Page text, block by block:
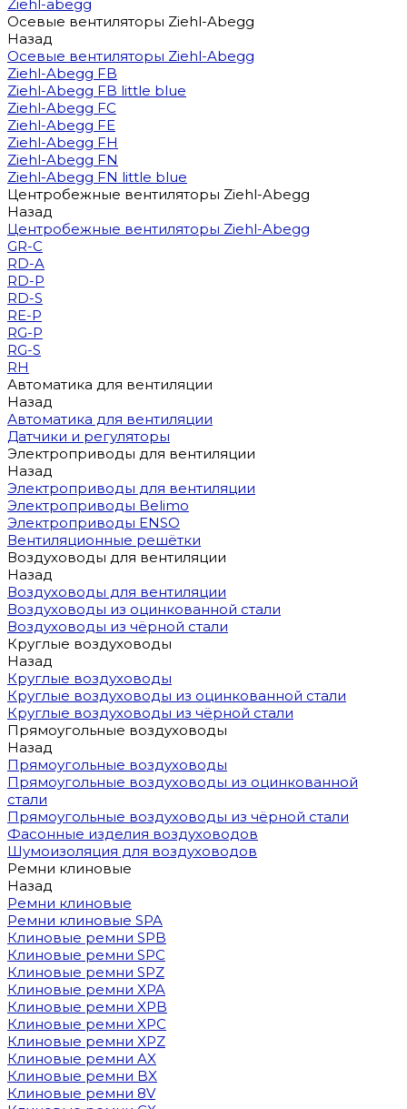
Ziehl-abegg
Осевые вентиляторы Ziehl-Abegg
Назад
Осевые вентиляторы Ziehl-Abegg
Ziehl-Abegg FB
Ziehl-Abegg FB little blue
Ziehl-Abegg FC
Ziehl-Abegg FE
Ziehl-Abegg FH
Ziehl-Abegg FN
Ziehl-Abegg FN little blue
Центробежные вентиляторы Ziehl-Abegg
Назад
Центробежные вентиляторы Ziehl-Abegg
GR-C
RD-A
RD-P
RD-S
RE-P
RG-P
RG-S
RH
Автоматика для вентиляции
Назад
Автоматика для вентиляции
Датчики и регуляторы
Электроприводы для вентиляции
Назад
Электроприводы для вентиляции
Электроприводы Belimo
Электроприводы ENSO
Вентиляционные решётки
Воздуховоды для вентиляции
Назад
Воздуховоды для вентиляции
Воздуховоды из оцинкованной стали
Воздуховоды из чёрной стали
Круглые воздуховоды
Назад
Круглые воздуховоды
Круглые воздуховоды из оцинкованной стали
Круглые воздуховоды из чёрной стали
Прямоугольные воздуховоды
Назад
Прямоугольные воздуховоды
Прямоугольные воздуховоды из оцинкованной
стали
Прямоугольные воздуховоды из чёрной стали
Фасонные изделия воздуховодов
Шумоизоляция для воздуховодов
Ремни клиновые
Назад
Ремни клиновые
Ремни клиновые SPA
Клиновые ремни SPB
Клиновые ремни SPC
Клиновые ремни SPZ
Клиновые ремни XPA
Клиновые ремни XPB
Клиновые ремни XPC
Клиновые ремни XPZ
Клиновые ремни AX
Клиновые ремни BX
Клиновые ремни 8V